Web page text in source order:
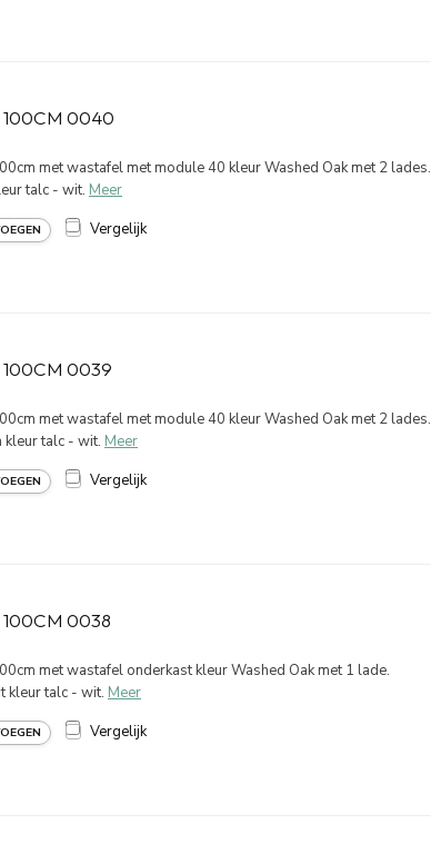
100CM 0040
met wastafel met module 40 kleur Washed Oak met 2 lades.
talc - wit. Meer
Vergelijk
100CM 0039
met wastafel met module 40 kleur Washed Oak met 2 lades.
kleur talc - wit. Meer
Vergelijk
0038
met wastafel onderkast kleur Washed Oak met 1 lade.
kleur talc - wit. Meer
Vergelijk